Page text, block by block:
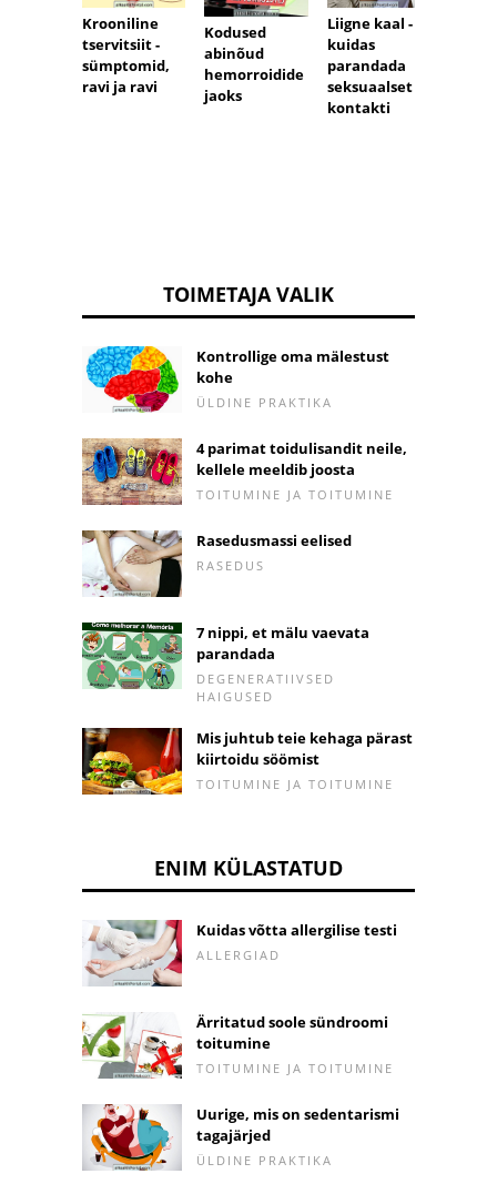
Krooniline
tservitsiit -
sümptomid,
ravi ja ravi
Kodused
abinõud
hemorroidide
jaoks
Liigne kaal -
kuidas
parandada
seksuaalset
kontakti
TOIMETAJA VALIK
Kontrollige oma mälestust
kohe
ÜLDINE PRAKTIKA
4 parimat toidulisandit neile,
kellele meeldib joosta
TOITUMINE JA TOITUMINE
Rasedusmassi eelised
RASEDUS
7 nippi, et mälu vaevata
parandada
DEGENERATIIVSED
HAIGUSED
Mis juhtub teie kehaga pärast
kiirtoidu söömist
TOITUMINE JA TOITUMINE
ENIM KÜLASTATUD
Kuidas võtta allergilise testi
ALLERGIAD
Ärritatud soole sündroomi
toitumine
TOITUMINE JA TOITUMINE
Uurige, mis on sedentarismi
tagajärjed
ÜLDINE PRAKTIKA